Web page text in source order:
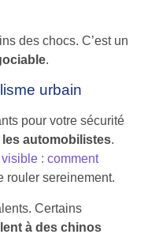
des chocs. C’est un
.
urbain
pour votre sécurité
les automobilistes.
: comment
rouler sereinement.
Certains
à des chinos